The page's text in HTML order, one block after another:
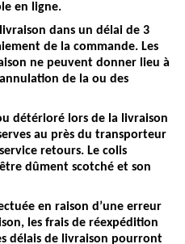
en ligne.
dans un délai de 3
de la commande. Les
ne peuvent donner lieu à
de la ou des
détérioré lors de la livraison
au près du transporteur
retours. Le colis
dûment scotché et son
en raison d’une erreur
les frais de réexpédition
délais de livraison pourront